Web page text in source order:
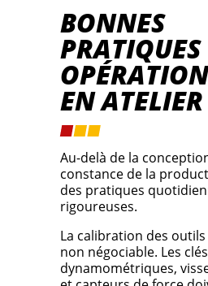
BONNES
PRATIQUES
EN ATELIER
Au-delà de la
constance de la
des pratiques
rigoureuses.
La calibration des
non négociable. Les clés
dynamométriques,